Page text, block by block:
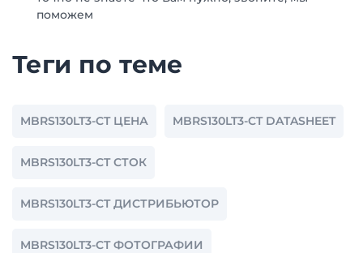
поможем
Теги по теме
MBRS130LT3-CT ЦЕНА MBRS130LT3-CT DATASHEET
MBRS130LT3-CT СТОК
MBRS130LT3-CT ДИСТРИБЬЮТОР
MBRS130LT3-CT ФОТОГРАФИИ